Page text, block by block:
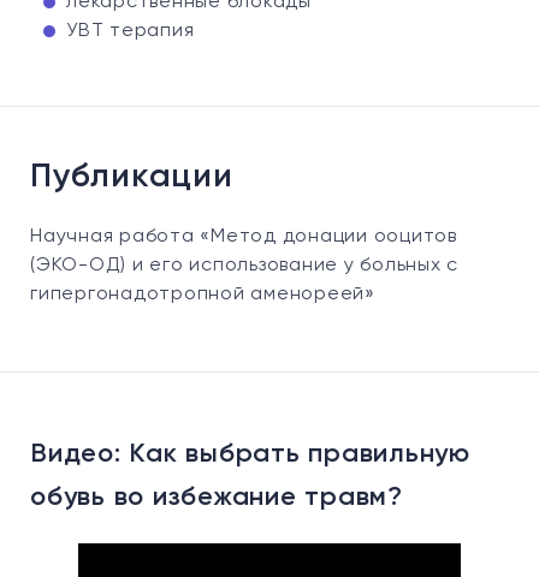
УВТ терапия
Публикации
Научная работа «Метод донации ооцитов
(ЭКО-ОД) и его использование у больных с
гипергонадотропной аменореей»
Видео: Как выбрать правильную
обувь во избежание травм?